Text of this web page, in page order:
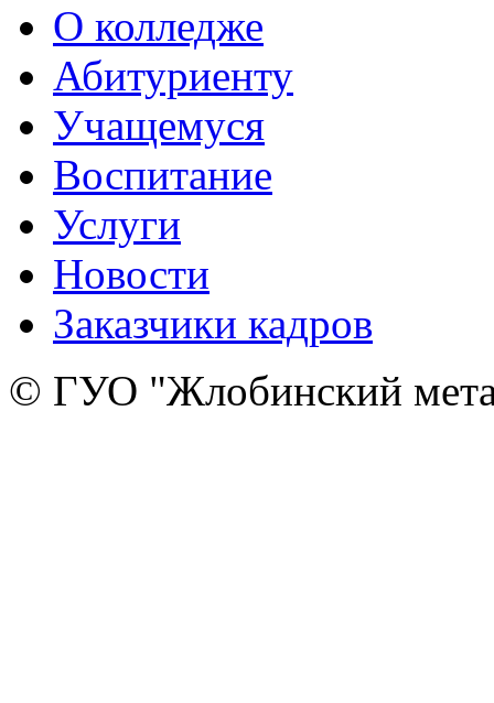
О колледже
Абитуриенту
Учащемуся
Воспитание
Услуги
Новости
Заказчики кадров
© ГУО "Жлобинский